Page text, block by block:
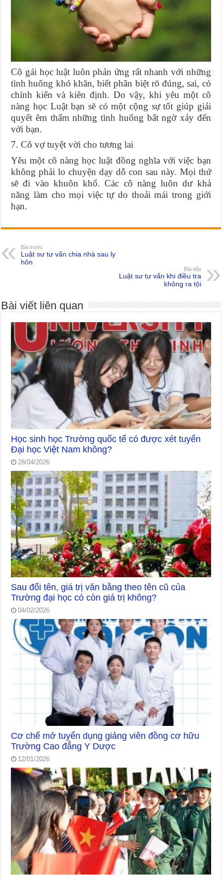
Cô gái học luật luôn phản ứng rất nhanh với những
tình huống khó khăn, biết phân biệt rõ đúng, sai, có
chính kiến và kiên định. Do vậy, khi yêu một cô
nàng học Luật bạn sẽ có một cộng sự tốt giúp giải
quyết êm thấm những tình huống bất ngờ xảy đến
với bạn.
7. Cô vợ tuyệt vời cho tương lai
Yêu một cô nàng học luật đồng nghĩa với việc bạn
không phải lo chuyện dạy dỗ con sau này. Mọi thứ
sẽ đi vào khuôn khổ. Các cô nàng luôn dư khả
năng làm cho mọi việc tự do thoải mái trong giới
hạn.
Bài trước
Luật sư tư vấn chia nhà sau ly
hôn
Bài tiếp
Luật sư tư vấn khi điều tra
không ra tội
Bài viết liên quan
Học sinh học Trường quốc tế có được xét tuyển
Đại học Việt Nam không?
28/04/2026
Sau đổi tên, giá trị văn bằng theo tên cũ của
Trường đại học có còn giá trị không?
04/02/2026
Cơ chế mở tuyển dụng giảng viên đồng cơ hữu
Trường Cao đẳng Y Dược
12/01/2026